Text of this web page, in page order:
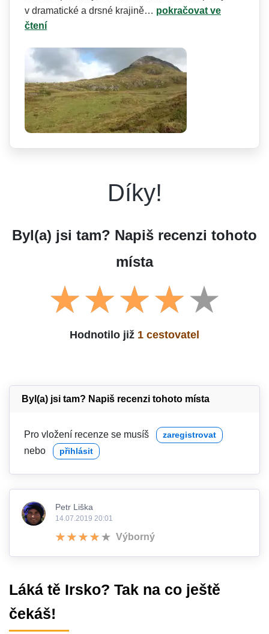
v dramatické a drsné krajině… pokračovat ve
čtení
Díky!
Byl(a) jsi tam? Napiš recenzi tohoto
místa
Hodnotilo již 1 cestovatel
Byl(a) jsi tam? Napiš recenzi tohoto místa
Pro vložení recenze se musíš zaregistrovat
nebo přihlásit
Petr Liška
14.07.2019 20:01
Výborný
Láká tě Irsko? Tak na co ještě
čekáš!